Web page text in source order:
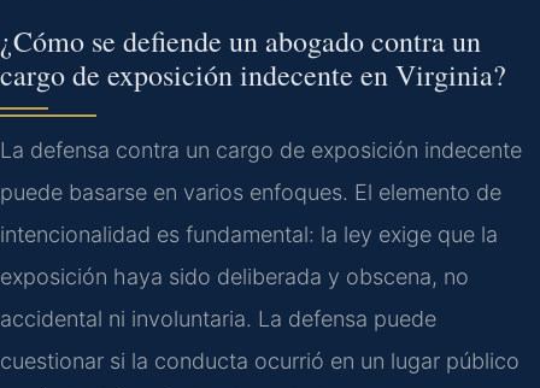
¿Cómo se defiende un abogado contra un
cargo de exposición indecente en Virginia?
La defensa contra un cargo de exposición indecente
puede basarse en varios enfoques. El elemento de
intencionalidad es fundamental: la ley exige que la
exposición haya sido deliberada y obscena, no
accidental ni involuntaria. La defensa puede
cuestionar si la conducta ocurrió en un lugar público